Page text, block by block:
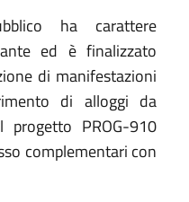
ha carattere
ed è finalizzato
di manifestazioni
di alloggi da
PROG-910
complementari con